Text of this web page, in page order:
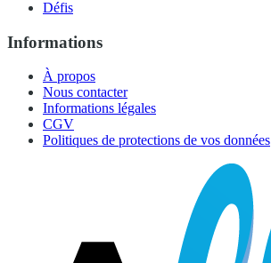
Défis
Informations
À propos
Nous contacter
Informations légales
CGV
Politiques de protections de vos données